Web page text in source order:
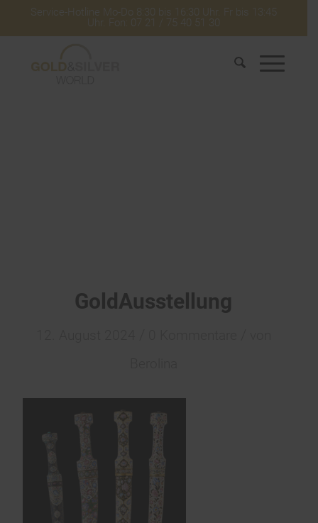
Service-Hotline Mo-Do 8:30 bis 16:30 Uhr. Fr bis 13:45
Uhr. Fon: 07 21 / 75 40 51 30
GoldAusstellung